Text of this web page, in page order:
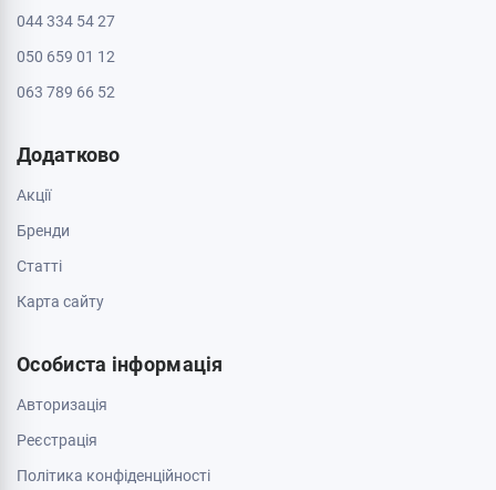
044 334 54 27
050 659 01 12
063 789 66 52
Додатково
Акції
Бренди
Cтатті
Карта сайту
Особиста інформація
Авторизація
Реєстрація
Політика конфіденційності